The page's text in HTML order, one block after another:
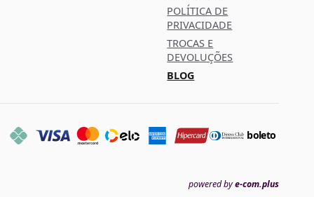
POLÍTICA DE
PRIVACIDADE
TROCAS E
DEVOLUÇÕES
BLOG
boleto
powered bye-com.plus